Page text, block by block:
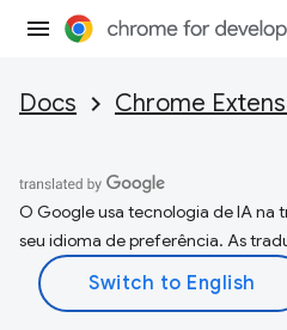
Docs Chrome
O Google usa tecnologia de IA na
seu idioma de preferência. As